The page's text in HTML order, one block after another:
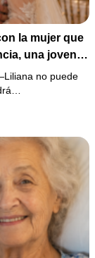
la mujer que
una joven
Tras su
confesó la
por encima
no puede